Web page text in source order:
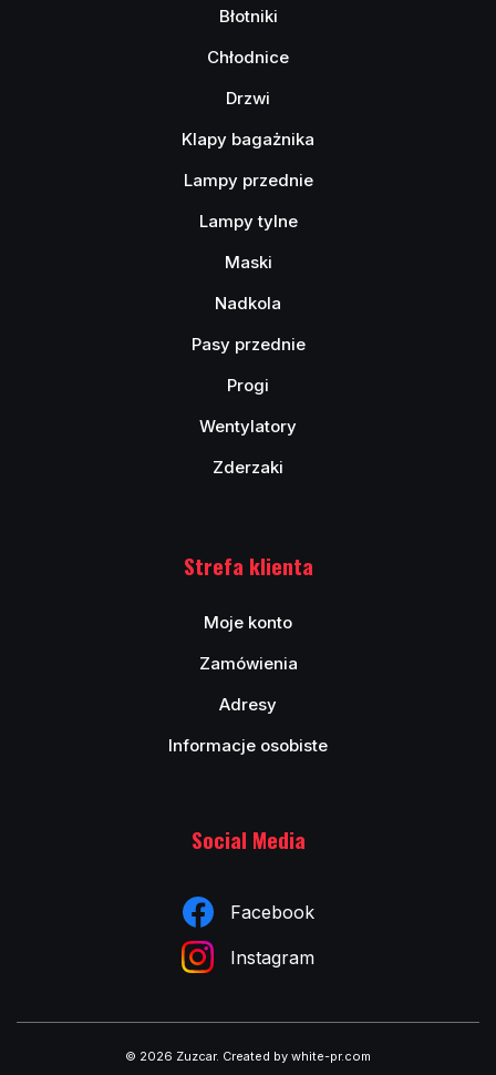
Błotniki
Chłodnice
Drzwi
Klapy bagażnika
Lampy przednie
Lampy tylne
Maski
Nadkola
Pasy przednie
Progi
Wentylatory
Zderzaki
Strefa klienta
Moje konto
Zamówienia
Adresy
Informacje osobiste
Social Media
Facebook
Instagram
© 2026 Zuzcar. Created by white-pr.com